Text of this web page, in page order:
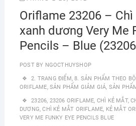
Oriflame 23206 –
xanh dương Very Me
Pencils – Blue
POST BY NGOCTHUYSHOP
2. TRANG ĐIỂM,8. SẢN PHẨM THEO BỘ
ORIFLAME, SẢN PHẨM GIẢM GIÁ, SẢN
23206, 23206 ORIFLAME, CHÌ KẺ MẮT,
DƯƠNG,CHÌ KẺ MẮT ORIFLAME, KẺ MẮT
VERY ME FUNKY EYE PENCILS BLUE